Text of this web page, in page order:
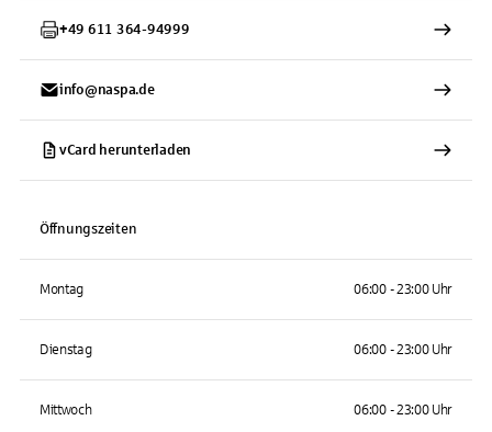
+49 611 364-94999
info@naspa.de
vCard herunterladen
Öffnungszeiten
Montag 06:00 - 23:00 Uhr
Dienstag 06:00 - 23:00 Uhr
Mittwoch 06:00 - 23:00 Uhr